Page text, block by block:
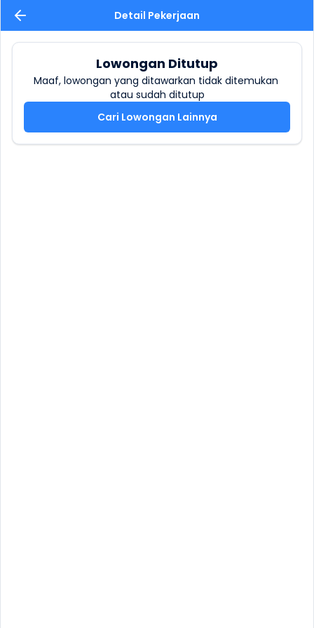
Detail Pekerjaan
Lowongan Ditutup
Maaf, lowongan yang ditawarkan tidak ditemukan
atau sudah ditutup
Cari Lowongan Lainnya